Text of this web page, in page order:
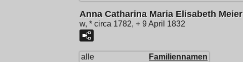
Anna Catharina Maria Elisabeth Meier
w, * circa 1782, + 9 April 1832
alle Familiennamen